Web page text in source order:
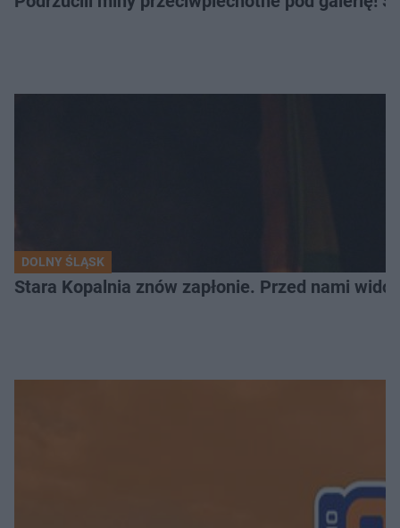
DOLNY ŚLĄSK
Stara Kopalnia znów zapłonie. Przed nami